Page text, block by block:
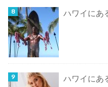
ハワイにあ
ハワイにあ